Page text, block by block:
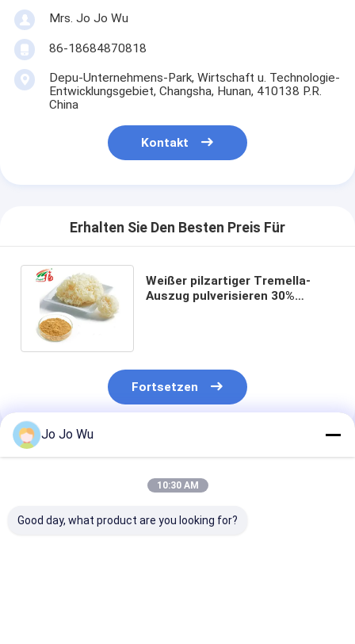
Mrs. Jo Jo Wu
86-18684870818
Depu-Unternehmens-Park, Wirtschaft u. Technologie-
Entwicklungsgebiet, Changsha, Hunan, 410138 P.R.
China
Kontakt
Erhalten Sie Den Besten Preis Für
Weißer pilzartiger Tremella-
Auszug pulverisieren 30%
Fortsetzen
Empfohlene Produkte
Jo Jo Wu
10:30 AM
Good day, what product are you looking for?